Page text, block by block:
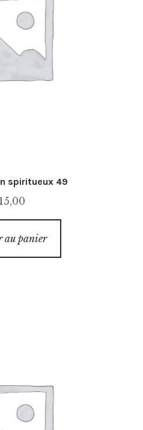
spiritueux 49
15,00
au panier